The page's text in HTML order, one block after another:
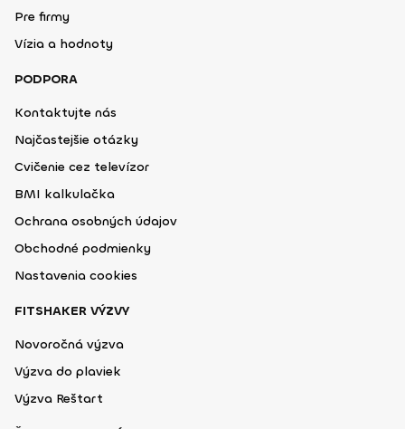
Pre firmy
Vízia a hodnoty
PODPORA
Kontaktujte nás
Najčastejšie otázky
Cvičenie cez televízor
BMI kalkulačka
Ochrana osobných údajov
Obchodné podmienky
Nastavenia cookies
FITSHAKER VÝZVY
Novoročná výzva
Výzva do plaviek
Výzva Reštart